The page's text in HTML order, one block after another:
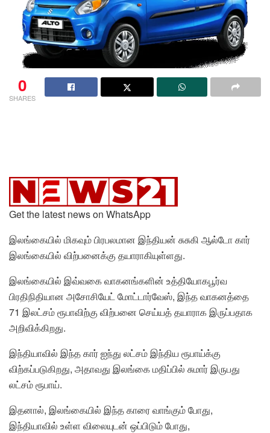
0
SHARES
Get the latest news on WhatsApp
இலங்கையில் மிகவும் பிரபலமான இந்தியன் சுசுகி ஆல்டோ கார்
இலங்கையில் விற்பனைக்கு தயாராகியுள்ளது.
இலங்கையில் இவ்வகை வாகனங்களின் உத்தியோகபூர்வ
பிரதிநிதியான அசோசியேட் மோட்டார்வேஸ், இந்த வாகனத்தை
71 இலட்சம் ரூபாவிற்கு விற்பனை செய்யத் தயாராக இருப்பதாக
அறிவிக்கிறது.
இந்தியாவில் இந்த கார் ஐந்து லட்சம் இந்திய ரூபாய்க்கு
விற்கப்படுகிறது, அதாவது இலங்கை மதிப்பில் சுமார் இருபது
லட்சம் ரூபாய்.
இதனால், இலங்கையில் இந்த காரை வாங்கும் போது, ​​
இந்தியாவில் உள்ள விலையுடன் ஒப்பிடும் போது, ​​